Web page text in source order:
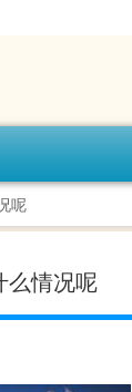
呢
么情况呢